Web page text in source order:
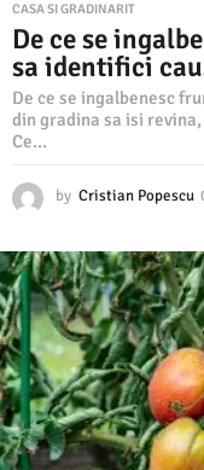
CASA SI GRADINARIT
De ce se
sa identifici
De ce se ingalbenesc
din gradina sa isi
Ce...
by Cristian Popescu